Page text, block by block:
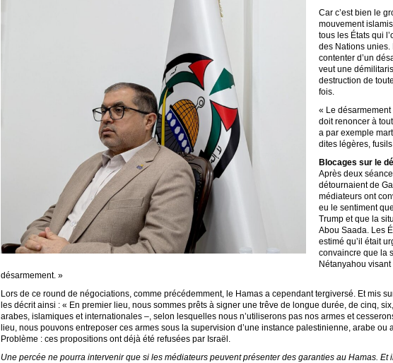
Car c’est bien le
mouvement
tous les États qui
des Nations unies.
contenter d’un
veut une
destruction de
fois.
« Le
doit renoncer à
a par exemple
dites légères,
Blocages sur le
Après deux
détournaient de
médiateurs ont
eu le sentiment
Trump et que la
Abou Saada. Les
estimé qu’il était
convaincre que la
Nétanyahou visant
désarmement. »
Lors de ce round de négociations, comme précédemment, le Hamas a cependant tergiversé. Et mis
les décrit ainsi : « En premier lieu, nous sommes prêts à signer une trêve de longue durée, de cinq,
arabes, islamiques et internationales –, selon lesquelles nous n’utiliserons pas nos armes et
lieu, nous pouvons entreposer ces armes sous la supervision d’une instance palestinienne, arabe
Problème : ces propositions ont déjà été refusées par Israël.
Une percée ne pourra intervenir que si les médiateurs peuvent présenter des garanties au Hamas. Et